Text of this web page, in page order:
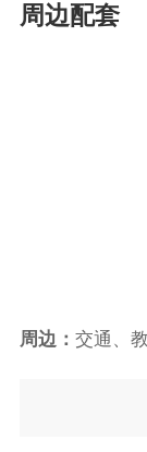
周边配套
周边： 交通、